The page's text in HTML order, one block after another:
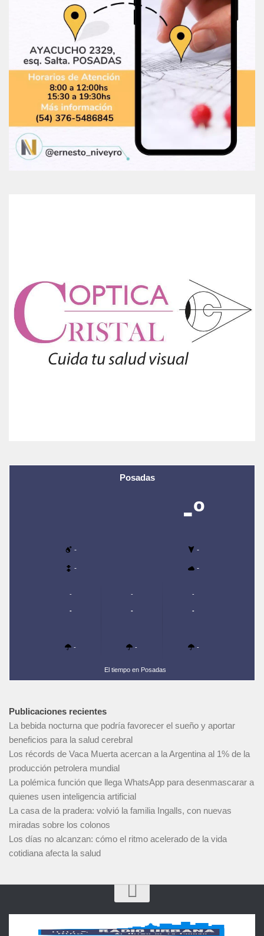
Posadas
-º
- -
- -
-
-
-
-
-
-
-
-
-
El tiempo en Posadas
Publicaciones recientes
La bebida nocturna que podría favorecer el sueño y aportar
beneficios para la salud cerebral
Los récords de Vaca Muerta acercan a la Argentina al 1% de la
producción petrolera mundial
La polémica función que llega WhatsApp para desenmascarar a
quienes usen inteligencia artificial
La casa de la pradera: volvió la familia Ingalls, con nuevas
miradas sobre los colonos
Los días no alcanzan: cómo el ritmo acelerado de la vida
cotidiana afecta la salud